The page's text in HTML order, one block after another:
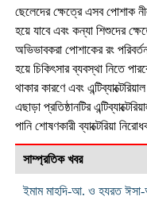
ছেলেদের ক্ষেত্রে এসব পোশাক
হয়ে যাবে এবং কন্যা শিশুদের
অভিভাবকরা পোশাকের রং
হয়ে চিকিৎসার ব্যবস্থা নিতে
থাকার কারণে এবং
এছাড়া প্রতিষ্ঠানটির এ
পানি শোষণকারী ব্যাক্টেরিয়া
সাম্প্রতিক খবর
ইমাম মাহদি-আ. ও হযরত